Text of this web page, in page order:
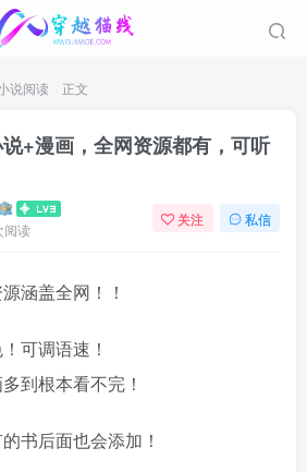
说阅读 正文
+漫画，全网资源都有，可听
阅读
关注 私信
涵盖全网！！
可调语速！
到根本看不完！
书后面也会添加！